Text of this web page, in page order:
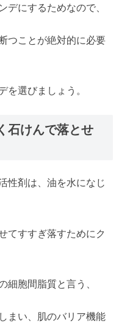
デにするためなので、
つことが絶対的に必要
を選びましょう。
石けんで落とせ
性剤は、油を水になじ
てすすぎ落すためにク
細胞間脂質と言う、
まい、肌のバリア機能